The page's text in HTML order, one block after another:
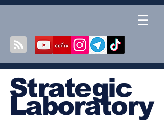
Strategic
Laboratory